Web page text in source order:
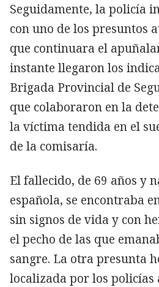
Seguidamente, la policía
con uno de los presuntos
que continuara el
instante llegaron los
Brigada Provincial de
que colaboraron en la
la víctima tendida en el
de la comisaría.
El fallecido, de 69 años y
española, se encontraba
sin signos de vida y con
el pecho de las que
sangre. La otra presunta
localizada por los policías